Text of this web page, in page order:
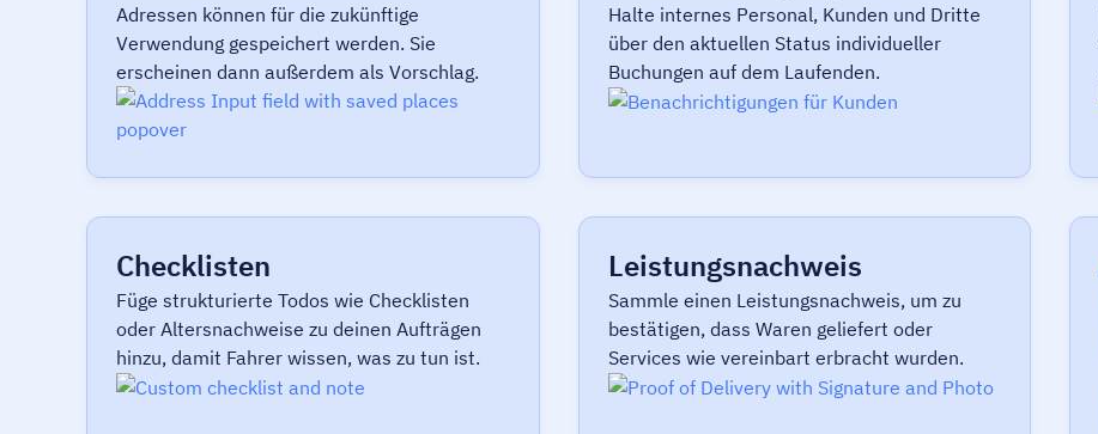
Adressen können für die zukünftige
Verwendung gespeichert werden. Sie
erscheinen dann außerdem als Vorschlag.
Halte internes Personal, Kunden und Dritte
über den aktuellen Status individueller
Buchungen auf dem Laufenden.
Checklisten
Füge strukturierte Todos wie Checklisten
oder Altersnachweise zu deinen Aufträgen
hinzu, damit Fahrer wissen, was zu tun ist.
Leistungsnachweis
Sammle einen Leistungsnachweis, um zu
bestätigen, dass Waren geliefert oder
Services wie vereinbart erbracht wurden.